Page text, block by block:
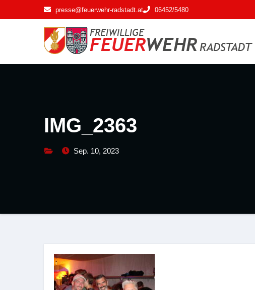
Inhalt
presse@feuerwehr-radstadt.at 06452/5480
IMG_2363
Sep. 10, 2023